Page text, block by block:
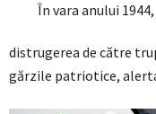
În vara anului
distrugerea de către
gărzile patriotice,